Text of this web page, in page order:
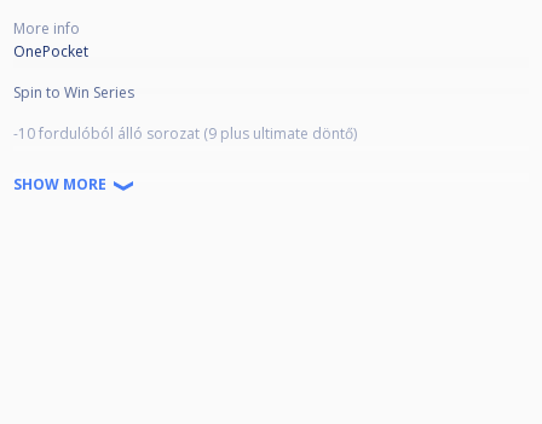
More info
OnePocket
Spin to Win Series
-10 fordulóból álló sorozat (9 plus ultimate döntő)
-Fordulókènt Penzdíjazás az első 3 helyezetnek plus kupak 🏆💰
SHOW MORE